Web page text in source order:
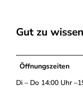
n
Gut zu wissen
Öffnungszeiten
Di – Do 14:00 Uhr